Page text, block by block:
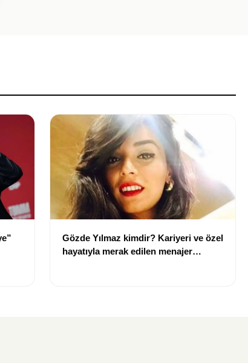
Gözde Yılmaz kimdir? Kariyeri ve özel
hayatıyla merak edilen menajer